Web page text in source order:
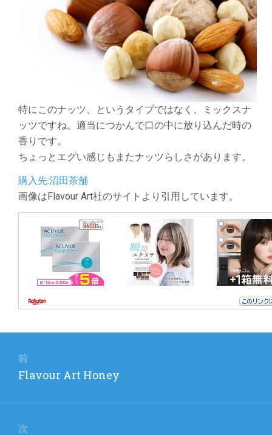
特にこのナッツ、というタイプではなく、ミックスナ
ッツですね。適当につかんで口の中に放り込んだ時の
香りです。
ちょっとエグい感じもまたナッツらしさがあります。
購入先:沼田茶舗
画像はFlavour Art社のサイトより引用しています。
前
前
Flavour Art Honey
次